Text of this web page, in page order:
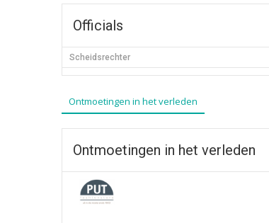
Officials
Scheidsrechter
Ontmoetingen in het verleden
Ontmoetingen in het verleden